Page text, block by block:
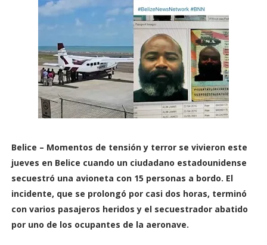
Belice – Momentos de tensión y terror se vivieron este
jueves en Belice cuando un ciudadano estadounidense
secuestró una avioneta con 15 personas a bordo. El
incidente, que se prolongó por casi dos horas, terminó
con varios pasajeros heridos y el secuestrador abatido
por uno de los ocupantes de la aeronave.